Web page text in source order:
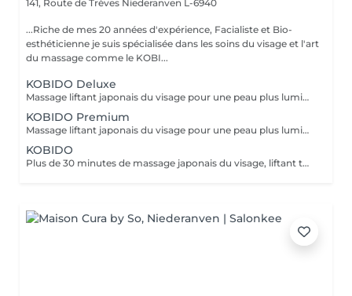
141, Route de Trèves Niederanven L-6940
...Riche de mes 20 années d'expérience, Facialiste et Bio-
esthéticienne je suis spécialisée dans les soins du visage et l'art
du massage comme le KOBI...
KOBIDO Deluxe
Massage liftant japonais du visage pour une peau plus lumineuse et repulpée, sublimée par l'utilisation d'ustensiles comme le gua-sha, le ridoki, ou encore les ventouses etc...dans le seul but d'optimiser les résultats. Un gommage ou un masque sous LED (en fonction de vos besoins) boosteront les effets du soin pour un visage rayonnant! Les bienfaits du kobido sont appréciables dès la première séance. Les muscles faciaux pétris en profondeur, se tonifient, les cernes et les rides s'amenuisent, l'ovale du visage se raffermit, soulignant des angles plus harmonieux. La peau régénérée apparaît comme défroissée, retapissée. Un drainage en dernière phase contribue à éliminer les toxines et à assainir la peau. Un véritable effet tenseur est ressenti à l'issue du soin pour des traits rehaussés à souhait. L'éventuelle brume de fatigue s'évapore pour faire place à un joli grain de peau qui respire la santé. Le teint s'illumine, un coup de jeune bluffant s'affiche sur une mine radieuse. !!! Pour un résultat plus durable, ce soin est conseillé en cure !!! Demandez conseil à votre esthéticienne.
KOBIDO Premium
Massage liftant japonais du visage pour une peau plus lumineuse et repulpée, personnalisé en fonction de vos besoins grâce à l'utilisation d'ustensiles comme le gua-sha, le ridoki, ou encore les ventouses etc... Les bienfaits du kobido sont appréciables dès la première séance. Les muscles faciaux pétris en profondeur, se tonifient, les cernes et les rides s'amenuisent, l'ovale du visage se raffermit, soulignant des angles plus harmonieux. La peau regénérée apparaît comme défroissée, retapissée. Un drainage en dernière phase contribue à éliminer les toxines et à assainir la peau. Un véritable effet tenseur! !!! Pour un résultat plus durable, ce soin est conseillé en cure !!! Demandez conseil à votre esthéticienne.
KOBIDO
Plus de 30 minutes de massage japonais du visage, liftant tonifiant et repulpant = une vraie gymnastique faciale pour une peau plus lumineuse et une diminution des rides. Les bienfaits du kobido sont appréciables dès la première séance. Les muscles faciaux pétris en profondeur, se tonifient, les cernes et les rides s'amenuisent, l'ovale du visage se raffermit, soulignant des angles plus harmonieux. La peau régénerée apparaît comme défroissée, retapissée. Un véritable effet tenseur! !!! Pour un résultat plus durable, ce soin est conseillé en cure !!! Demandez conseil à votre esthéticienne.